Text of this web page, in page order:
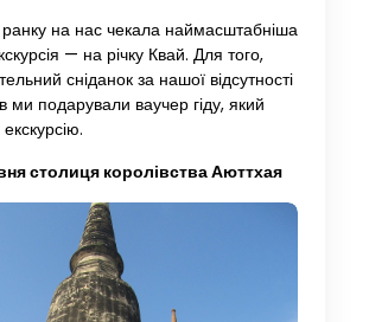
на нас чекала наймасштабніша
— на річку Квай. Для того,
сніданок за нашої відсутності
ми подарували ваучер гіду, який
столиця королівства Аюттхая